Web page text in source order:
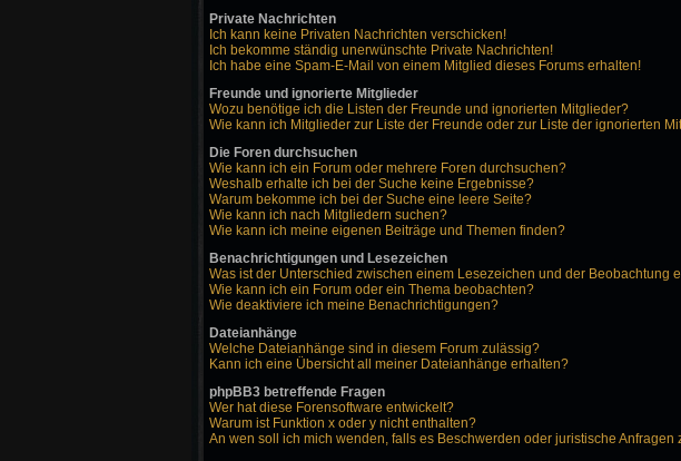
Private Nachrichten
Ich kann keine Privaten Nachrichten verschicken!
Ich bekomme ständig unerwünschte Private Nachrichten!
Ich habe eine Spam-E-Mail von einem Mitglied dieses Forums erhalten!
Freunde und ignorierte Mitglieder
Wozu benötige ich die Listen der Freunde und ignorierten Mitglieder?
Wie kann ich Mitglieder zur Liste der Freunde oder zur Liste der ignorierten
Die Foren durchsuchen
Wie kann ich ein Forum oder mehrere Foren durchsuchen?
Weshalb erhalte ich bei der Suche keine Ergebnisse?
Warum bekomme ich bei der Suche eine leere Seite?
Wie kann ich nach Mitgliedern suchen?
Wie kann ich meine eigenen Beiträge und Themen finden?
Benachrichtigungen und Lesezeichen
Was ist der Unterschied zwischen einem Lesezeichen und der Beobachtung
Wie kann ich ein Forum oder ein Thema beobachten?
Wie deaktiviere ich meine Benachrichtigungen?
Dateianhänge
Welche Dateianhänge sind in diesem Forum zulässig?
Kann ich eine Übersicht all meiner Dateianhänge erhalten?
phpBB3 betreffende Fragen
Wer hat diese Forensoftware entwickelt?
Warum ist Funktion x oder y nicht enthalten?
An wen soll ich mich wenden, falls es Beschwerden oder juristische Anfragen